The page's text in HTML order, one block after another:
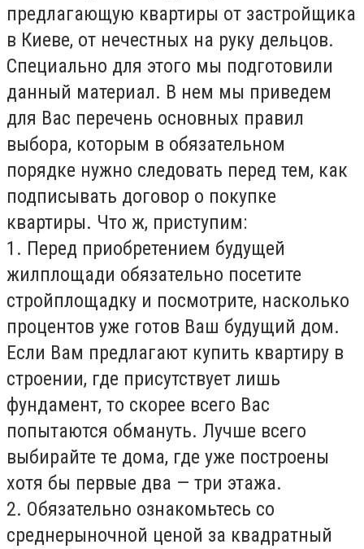
предлагающую квартиры от застройщика
в Киеве, от нечестных на руку дельцов.
Специально для этого мы подготовили
данный материал. В нем мы приведем
для Вас перечень основных правил
выбора, которым в обязательном
порядке нужно следовать перед тем, как
подписывать договор о покупке
квартиры. Что ж, приступим:
1. Перед приобретением будущей
жилплощади обязательно посетите
стройплощадку и посмотрите, насколько
процентов уже готов Ваш будущий дом.
Если Вам предлагают купить квартиру в
строении, где присутствует лишь
фундамент, то скорее всего Вас
попытаются обмануть. Лучше всего
выбирайте те дома, где уже построены
хотя бы первые два — три этажа.
2. Обязательно ознакомьтесь со
среднерыночной ценой за квадратный